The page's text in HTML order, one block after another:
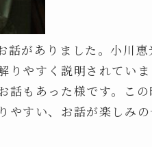
話がありました。小川
りやすく説明されてい
話もあった様です。こ
すい、お話が楽しみの